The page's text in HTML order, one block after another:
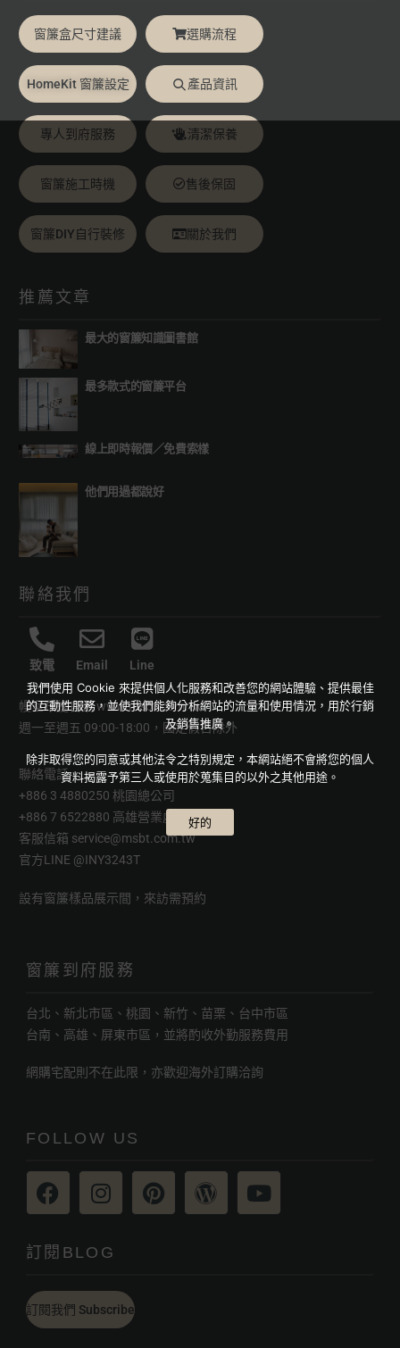
窗簾盒尺寸建議 選購流程
HomeKit 窗簾設定 產品資訊
專人到府服務 清潔保養
窗簾施工時機 售後保固
窗簾DIY自行裝修 關於我們
推薦文章
最大的窗簾知識圖書館
最多款式的窗簾平台
線上即時報價／免費索樣
他們用過都說好
聯絡我們
致電 Email Line
幔室布緹官網www.msbt.com.tw
週一至週五 09:00-18:00，國定假日除外
聯絡電話
+886 3 4880250 桃園總公司
+886 7 6522880 高雄營業處
客服信箱 service@msbt.com.tw
官方LINE @INY3243T
設有窗簾樣品展示間，來訪需預約
窗簾到府服務
台北、新北市區、桃園、新竹、苗栗、台中市區
台南、高雄、屏東市區，並將酌收外勤服務費用
網購宅配則不在此限，亦歡迎海外訂購洽詢
FOLLOW US
訂閱BLOG
訂閱我們 Subscribe
我們使用 Cookie 來提供個人化服務和改善您的網站體驗、提供最佳
的互動性服務，並使我們能夠分析網站的流量和使用情況，用於行銷
及銷售推廣。
除非取得您的同意或其他法令之特別規定，本網站絕不會將您的個人
資料揭露予第三人或使用於蒐集目的以外之其他用途。
好的